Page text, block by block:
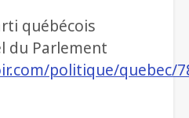
québécois
du Parlement
politique/quebec/